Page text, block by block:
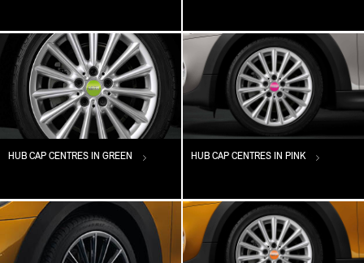
HUB CAP CENTRES IN GREEN HUB CAP CENTRES IN PINK